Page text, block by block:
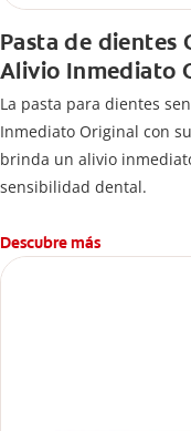
Pasta de dientes
Alivio Inmediato
La pasta para dientes
Inmediato Original con
brinda un alivio
sensibilidad dental.
Descubre más